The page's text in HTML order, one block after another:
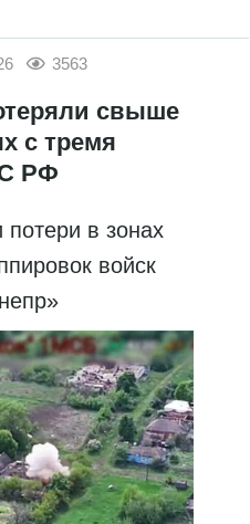
3563
свыше
с тремя
РФ
потери в зонах
войск